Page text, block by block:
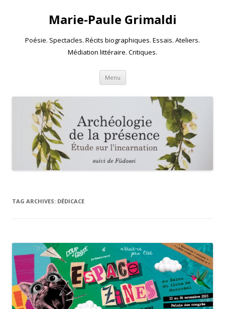
Marie-Paule Grimaldi
Poésie. Spectacles. Récits biographiques. Essais. Ateliers.
Médiation littéraire. Critiques.
Menu Skip to content
TAG ARCHIVES: DÉDICACE